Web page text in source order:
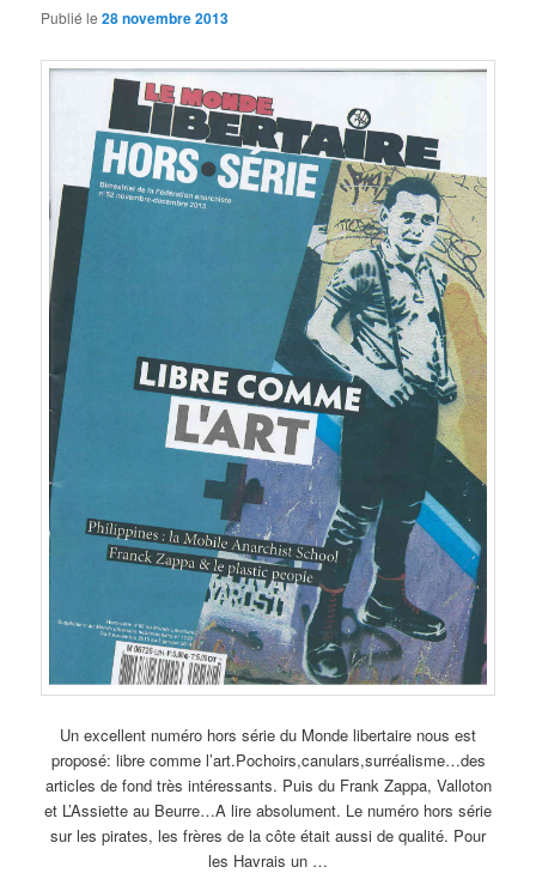
Publié le28 novembre 2013
Un excellent numéro hors série du Monde libertaire nous est
proposé: libre comme l’art.Pochoirs,canulars,surréalisme…des
articles de fond très intéressants. Puis du Frank Zappa, Valloton
et L’Assiette au Beurre…A lire absolument. Le numéro hors série
sur les pirates, les frères de la côte était aussi de qualité. Pour
les Havrais un …